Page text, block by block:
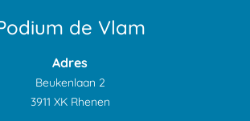
de Vlam
Adres
Beukenlaan 2
3911 XK Rhenen